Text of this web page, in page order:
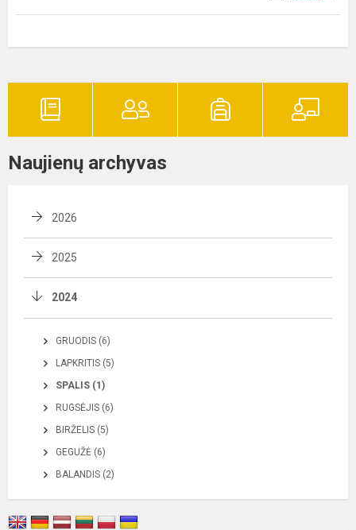
Naujienų archyvas
2026
2025
2024
GRUODIS (6)
LAPKRITIS (5)
SPALIS (1)
RUGSĖJIS (6)
BIRŽELIS (5)
GEGUŽĖ (6)
BALANDIS (2)